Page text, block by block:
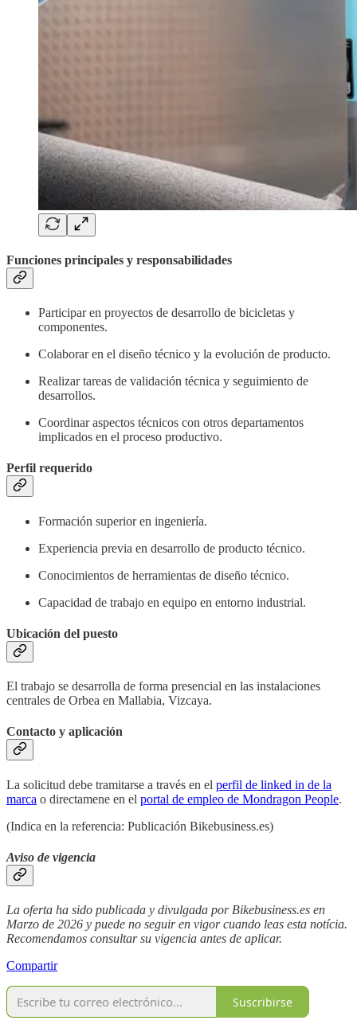
Funciones principales y responsabilidades
Participar en proyectos de desarrollo de bicicletas y
componentes.
Colaborar en el diseño técnico y la evolución de producto.
Realizar tareas de validación técnica y seguimiento de
desarrollos.
Coordinar aspectos técnicos con otros departamentos
implicados en el proceso productivo.
Perfil requerido
Formación superior en ingeniería.
Experiencia previa en desarrollo de producto técnico.
Conocimientos de herramientas de diseño técnico.
Capacidad de trabajo en equipo en entorno industrial.
Ubicación del puesto
El trabajo se desarrolla de forma presencial en las instalaciones
centrales de Orbea en Mallabia, Vizcaya.
Contacto y aplicación
La solicitud debe tramitarse a través en el perfil de linked in de la
marca o directamene en el portal de empleo de Mondragon People.
(Indica en la referencia: Publicación Bikebusiness.es)
Aviso de vigencia
La oferta ha sido publicada y divulgada por Bikebusiness.es en
Marzo de 2026 y puede no seguir en vigor cuando leas esta notícia.
Recomendamos consultar su vigencia antes de aplicar.
Compartir
Suscribirse